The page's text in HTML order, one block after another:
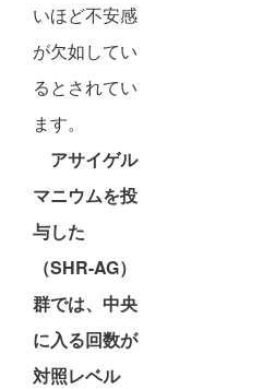
いほど不安感
が欠如してい
るとされてい
ます。
アサイゲル
マニウムを投
与した
（SHR-AG）
群では、中央
に入る回数が
対照レベル